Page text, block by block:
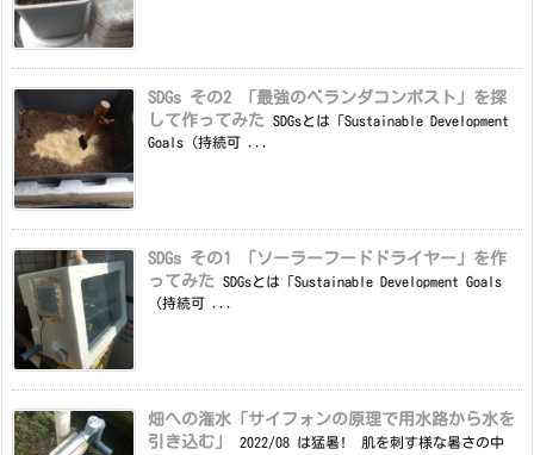
SDGs その2 「最強のベランダコンポスト」を探
して作ってみた
SDGsとは「Sustainable Development
Goals（持続可 ...
SDGs その1 「ソーラーフードドライヤー」を作
ってみた
SDGsとは「Sustainable Development Goals
（持続可 ...
畑への潅水「サイフォンの原理で用水路から水を
引き込む」
2022/08 は猛暑! 肌を刺す様な暑さの中